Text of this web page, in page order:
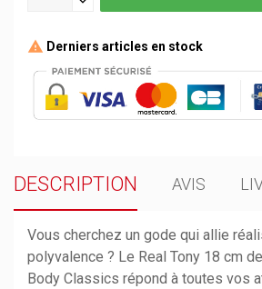
Derniers articles en stock
DESCRIPTION AVIS
Vous cherchez un gode qui allie
polyvalence ? Le Real Tony 18 cm
Body Classics répond à toutes vos